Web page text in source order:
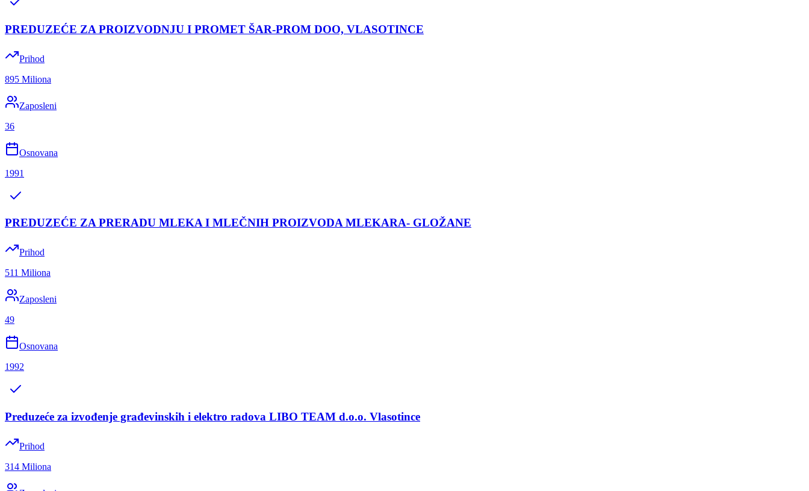
PREDUZEĆE ZA PROIZVODNJU I PROMET ŠAR-PROM DOO, VLASOTINCE
Prihod
895 Miliona
Zaposleni
36
Osnovana
1991
PREDUZEĆE ZA PRERADU MLEKA I MLEČNIH PROIZVODA MLEKARA- GLOŽANE
Prihod
511 Miliona
Zaposleni
49
Osnovana
1992
Preduzeće za izvođenje građevinskih i elektro radova LIBO TEAM d.o.o. Vlasotince
Prihod
314 Miliona